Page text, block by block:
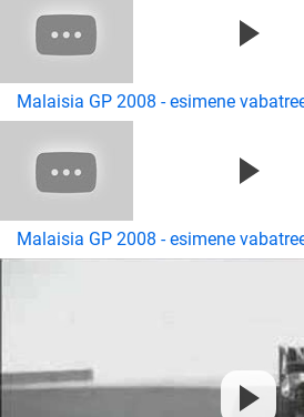
Malaisia GP 2008 - esimene
Malaisia GP 2008 - esimene